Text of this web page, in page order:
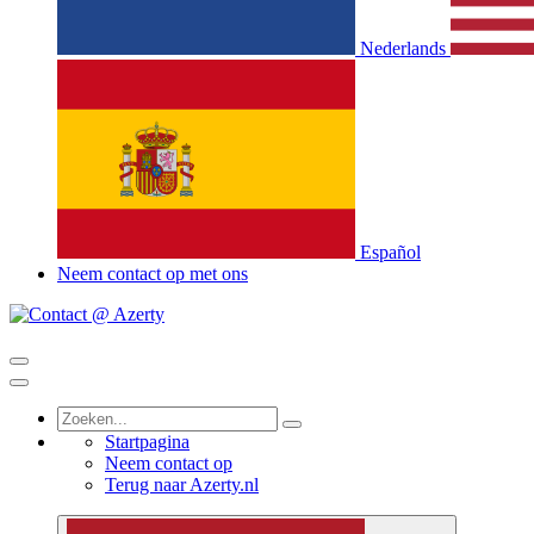
Nederlands
Español
Neem contact op met ons
Startpagina
Neem contact op
Terug naar Azerty.nl